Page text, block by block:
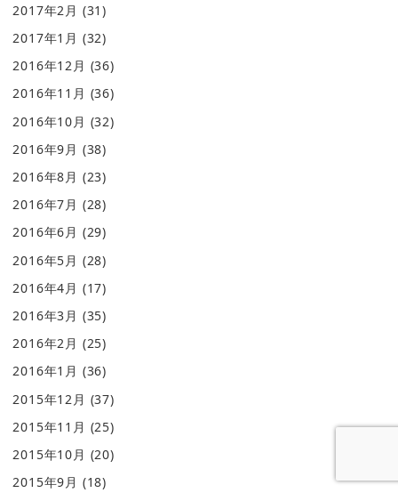
2017年2月 (31)
2017年1月 (32)
2016年12月 (36)
2016年11月 (36)
2016年10月 (32)
2016年9月 (38)
2016年8月 (23)
2016年7月 (28)
2016年6月 (29)
2016年5月 (28)
2016年4月 (17)
2016年3月 (35)
2016年2月 (25)
2016年1月 (36)
2015年12月 (37)
2015年11月 (25)
2015年10月 (20)
2015年9月 (18)